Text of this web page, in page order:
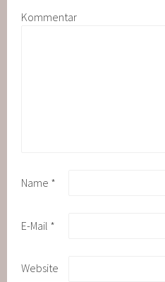
Kommentar
Name *
E-Mail *
Website